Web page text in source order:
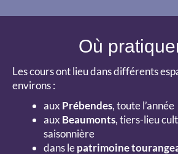
Où
Les cours ont lieu dans différents
environs :
aux Prébendes, toute l’année
aux Beaumonts, tiers-lieu
saisonnière
dans lepatrimoine